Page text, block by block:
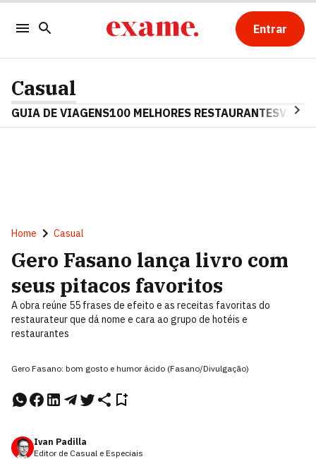
Entrar
Casual
GUIA DE VIAGENS100 MELHORES RESTAURANTES
Home Casual
Gero Fasano lança livro com
seus pitacos favoritos
A obra reúne 55 frases de efeito e as receitas favoritas do
restaurateur que dá nome e cara ao grupo de hotéis e
restaurantes
Gero Fasano: bom gosto e humor ácido (Fasano/Divulgação)
Ivan Padilla
Editor de Casual e Especiais